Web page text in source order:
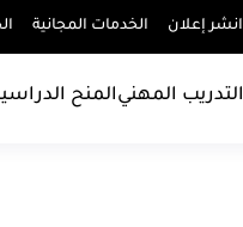
انشر إعلان الخدمات المجانية
التدريب المهنيالمنح